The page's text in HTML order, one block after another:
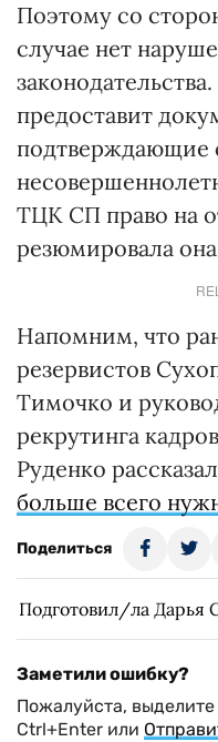
Поэтому со
случае нет
предоставит
подтверждающие
ТЦК СП право на
резюмировала
Напомним, что
резервистов
Тимочко и
рекрутинга
Руденко
больше всего
Поделиться
Подготовил/ла Дарья
Заметили ошибку?
Пожалуйста,
Ctrl+Enter или